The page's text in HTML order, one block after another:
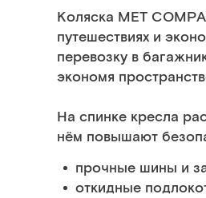
Коляска MET
путешествиях и
перевозку в
экономя
На спинке кресла
нём повышают
прочные шины и
откидные